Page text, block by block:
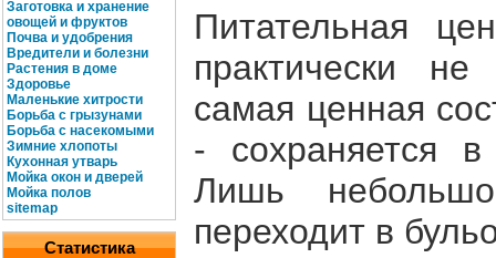
Заготовка и хранение
овощей и фруктов
Почва и удобрения
Вредители и болезни
Растения в доме
Здоровье
Маленькие хитрости
Борьба с грызунами
Борьба с насекомыми
Зимние хлопоты
Кухонная утварь
Мойка окон и дверей
Мойка полов
sitemap
Статистика
Питательная
практически
самая ценная
- сохраняется
Лишь
переходит в